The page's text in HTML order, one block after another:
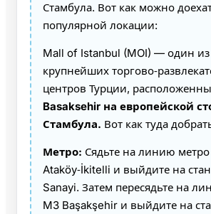
Стамбула. Вот как можно
популярной локации:
Mall of Istanbul (MOI) — один из
крупнейших
центров Турции,
Basaksehir на европейской
Стамбула. Вот как туда
Метро: Сядьте на линию
Ataköy‑İkitelli и выйдите на
Sanayi. Затем пересядьте на
M3 Başakşehir и выйдите на